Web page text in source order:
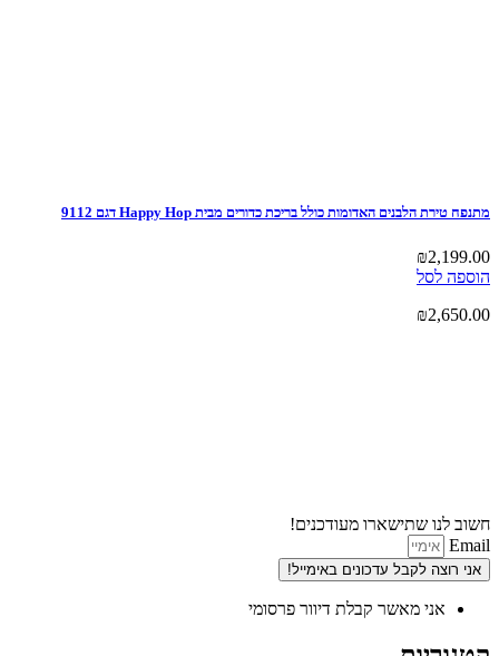
מתנפח טירת הלבנים האדומות כולל בריכת כדורים מבית Happy Hop דגם 9112
₪2,199.00
הוספה לסל
₪2,650.00
חשוב לנו שתישארו מעודכנים!
Email
אני רוצה לקבל עדכונים באימייל!
אני מאשר קבלת דיוור פרסומי